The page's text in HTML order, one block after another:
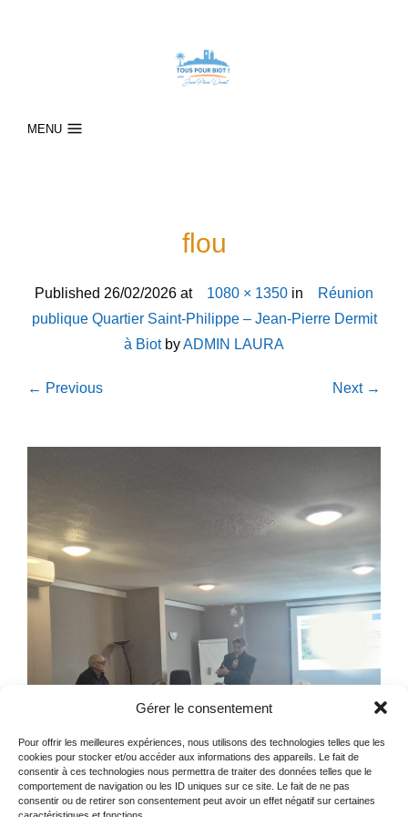
Gérer le consentement
Pour offrir les meilleures expériences, nous utilisons des technologies telles que les
cookies pour stocker et/ou accéder aux informations des appareils. Le fait de
consentir à ces technologies nous permettra de traiter des données telles que le
comportement de navigation ou les ID uniques sur ce site. Le fait de ne pas
consentir ou de retirer son consentement peut avoir un effet négatif sur certaines
MENU
flou
Published 26/02/2026 at 1080 × 1350 in
Réunion
publique Quartier Saint-Philippe – Jean-Pierre Dermit
à BiotbyADMIN LAURA
← Previous Next →